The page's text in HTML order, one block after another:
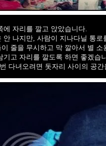
에 자리를 깔고 앉았습니다.
안 나지만, 사람이 지나다닐 통
줄을 무시하고 막 깔아서 별 소
기고 자리를 깔도록 하면 좋겠습
다녀오려면 돗자리 사이의 공